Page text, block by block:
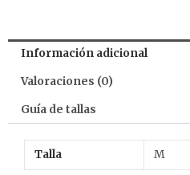
Información adicional
Valoraciones (0)
Guía de tallas
Talla M